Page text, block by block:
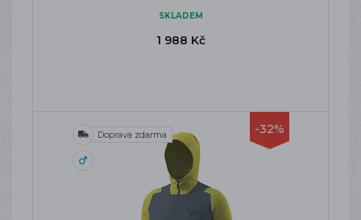
SKLADEM
1 988 Kč
-32%
Doprava zdarma